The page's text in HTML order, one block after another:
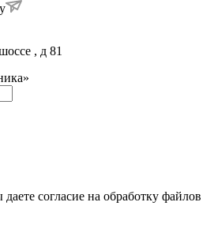
, д 81
согласие на обработку файлов